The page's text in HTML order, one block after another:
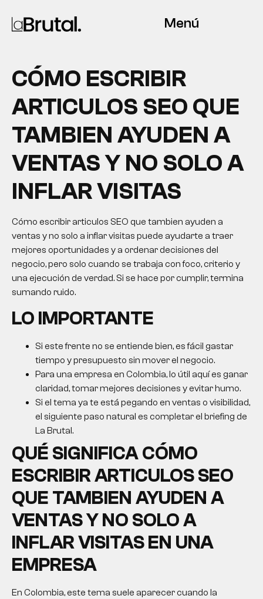
Menú
CÓMO ESCRIBIR
ARTICULOS SEO QUE
TAMBIEN AYUDEN A
VENTAS Y NO SOLO A
INFLAR VISITAS
Cómo escribir articulos SEO que tambien ayuden a
ventas y no solo a inflar visitas puede ayudarte a traer
mejores oportunidades y a ordenar decisiones del
negocio, pero solo cuando se trabaja con foco, criterio y
una ejecución de verdad. Si se hace por cumplir, termina
sumando ruido.
LO IMPORTANTE
Si este frente no se entiende bien, es fácil gastar
tiempo y presupuesto sin mover el negocio.
Para una empresa en Colombia, lo útil aquí es ganar
claridad, tomar mejores decisiones y evitar humo.
Si el tema ya te está pegando en ventas o visibilidad,
el siguiente paso natural es completar el briefing de
La Brutal.
QUÉ SIGNIFICA CÓMO
ESCRIBIR ARTICULOS SEO
QUE TAMBIEN AYUDEN A
VENTAS Y NO SOLO A
INFLAR VISITAS EN UNA
EMPRESA
En Colombia, este tema suele aparecer cuando la